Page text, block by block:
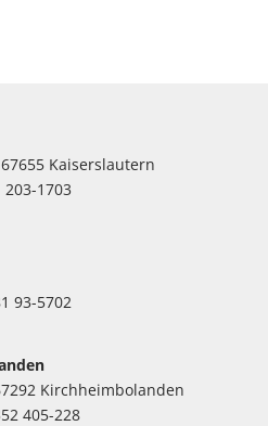
Kaiserslautern
203-1703
93-5702
Kirchheimbolanden
405-228